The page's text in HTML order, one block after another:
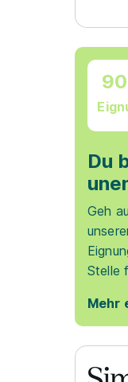
Du
Geh
Stelle
Mehr